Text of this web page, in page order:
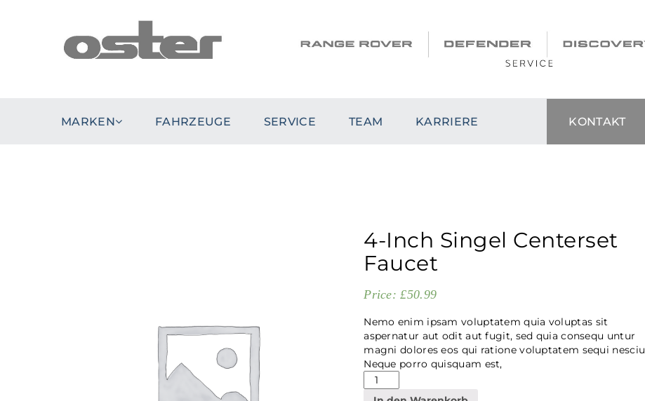
MARKEN FAHRZEUGE SERVICE TEAM KARRIERE KONTAKT
4-Inch Singel Centerset
Faucet
Price: £50.99
Nemo enim ipsam voluptatem quia voluptas sit
aspernatur aut odit aut fugit, sed quia consequ untur
magni dolores eos qui ratione voluptatem sequi
Neque porro quisquam est,